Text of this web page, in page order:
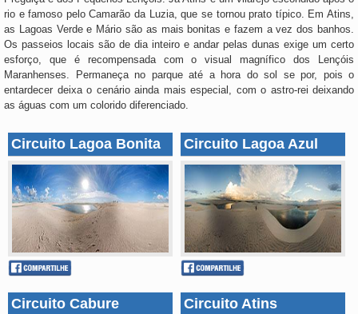
rio e famoso pelo Camarão da Luzia, que se tornou prato típico. Em Atins,
as Lagoas Verde e Mário são as mais bonitas e fazem a vez dos banhos.
Os passeios locais são de dia inteiro e andar pelas dunas exige um certo
esforço, que é recompensada com o visual magnífico dos Lençóis
Maranhenses. Permaneça no parque até a hora do sol se por, pois o
entardecer deixa o cenário ainda mais especial, com o astro-rei deixando
as águas com um colorido diferenciado.
Circuito Lagoa Bonita Circuito Lagoa Azul
Circuito Cabure Circuito Atins